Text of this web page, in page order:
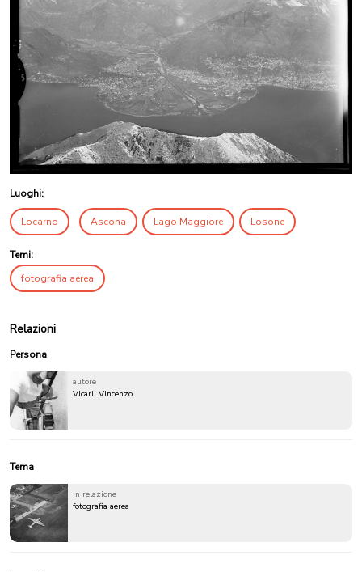
Luoghi:
Locarno Ascona Lago Maggiore Losone
Temi:
fotografia aerea
Relazioni
Persona
autore
Vicari, Vincenzo
Tema
in relazione
fotografia aerea